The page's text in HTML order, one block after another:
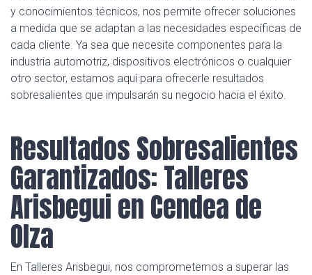
y conocimientos técnicos, nos permite ofrecer soluciones
a medida que se adaptan a las necesidades específicas de
cada cliente. Ya sea que necesite componentes para la
industria automotriz, dispositivos electrónicos o cualquier
otro sector, estamos aquí para ofrecerle resultados
sobresalientes que impulsarán su negocio hacia el éxito.
Resultados Sobresalientes
Garantizados: Talleres
Arisbegui en Cendea de
Olza
En Talleres Arisbegui, nos comprometemos a superar las